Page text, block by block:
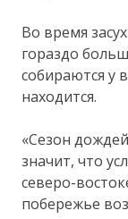
Во время
гораздо
собираются у
находится.
«Сезон
значит, что
северо-
побережье